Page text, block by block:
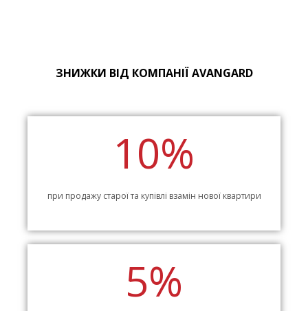
ЗНИЖКИ ВІД КОМПАНІЇ AVANGARD
10%
при продажу старої та купівлі взамін нової квартири
5%